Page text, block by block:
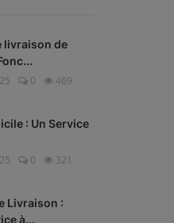
livraison de
0 469
: Un Service
0 321
Livraison :
à...